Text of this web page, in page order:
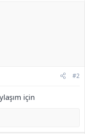
#2
için